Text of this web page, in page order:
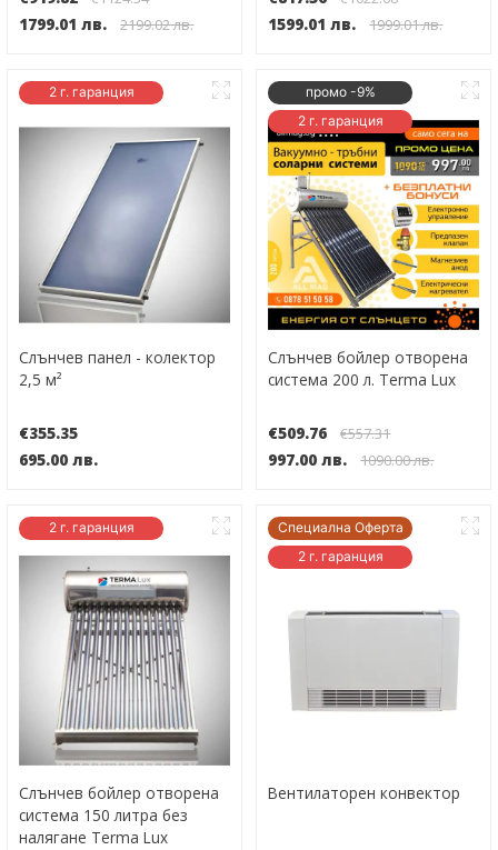
1799.01 лв. 2199.02 лв. 1599.01 лв. 1999.01 лв.
2 г. гаранция
Слънчев панел - колектор
2,5 м²
€355.35
695.00 лв.
промо -9%
2 г. гаранция
Слънчев бойлер отворена
система 200 л. Terma Lux
€509.76 €557.31
997.00 лв. 1090.00 лв.
2 г. гаранция
Слънчев бойлер отворена
система 150 литра без
налягане Terma Lux
Специална Оферта
2 г. гаранция
Вентилаторен конвектор